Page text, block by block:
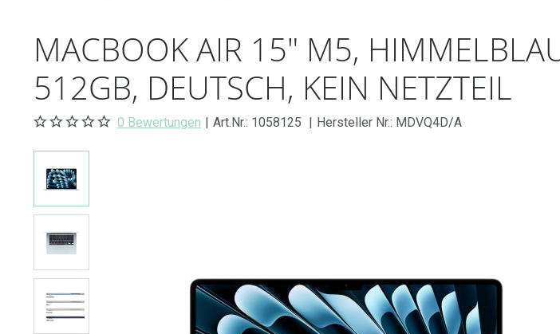
MACBOOK AIR 15" M5,
512GB, DEUTSCH, KEIN NETZTEIL
0 Bewertungen | Art.Nr.: 1058125 | Hersteller Nr.: MDVQ4D/A